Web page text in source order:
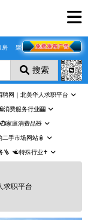
房 聚合页
搜索
网｜北美华人求职平台
消费服务行业🎰
📺家庭消费品🧸
二手市场网站🧴
🪜 ☯️特殊行业✝️
求职平台